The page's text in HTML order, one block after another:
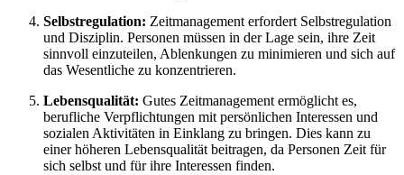
Selbstregulation: Zeitmanagement erfordert Selbstregulation
und Disziplin. Personen müssen in der Lage sein, ihre Zeit
sinnvoll einzuteilen, Ablenkungen zu minimieren und sich auf
das Wesentliche zu konzentrieren.
Lebensqualität: Gutes Zeitmanagement ermöglicht es,
berufliche Verpflichtungen mit persönlichen Interessen und
sozialen Aktivitäten in Einklang zu bringen. Dies kann zu
einer höheren Lebensqualität beitragen, da Personen Zeit für
sich selbst und für ihre Interessen finden.